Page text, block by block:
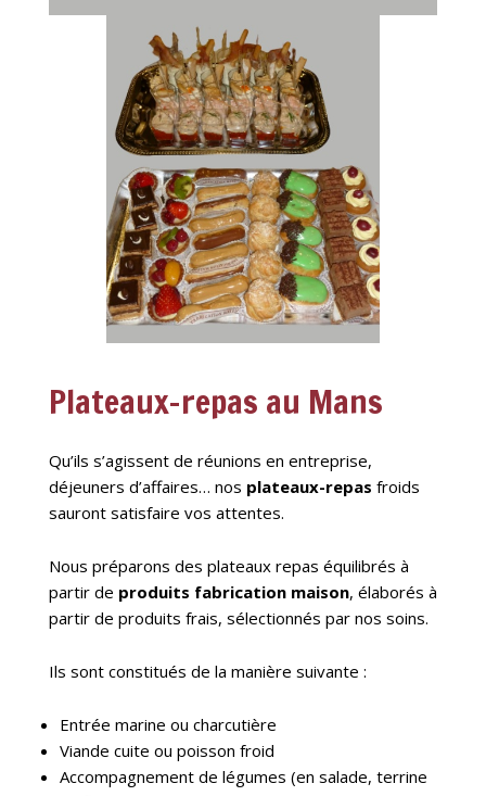
Plateaux-repas au Mans
Qu’ils s’agissent de réunions en entreprise,
déjeuners d’affaires… nos plateaux-repas froids
sauront satisfaire vos attentes.
Nous préparons des plateaux repas équilibrés à
partir de produits fabrication maison, élaborés à
partir de produits frais, sélectionnés par nos soins.
Ils sont constitués de la manière suivante :
Entrée marine ou charcutière
Viande cuite ou poisson froid
Accompagnement de légumes (en salade, terrine